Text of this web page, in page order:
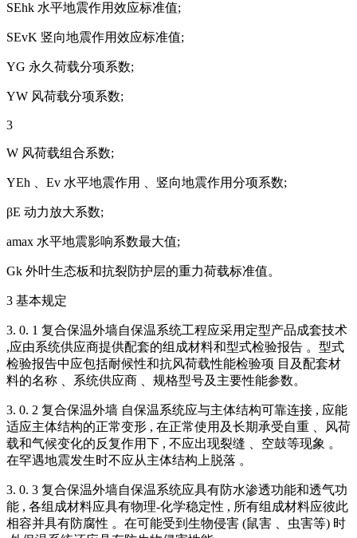
SEhk 水平地震作用效应标准值;
SEvK 竖向地震作用效应标准值;
YG 永久荷载分项系数;
YW 风荷载分项系数;
3
W 风荷载组合系数;
YEh 、Ev 水平地震作用 、竖向地震作用分项系数;
βE 动力放大系数;
amax 水平地震影响系数最大值;
Gk 外叶生态板和抗裂防护层的重力荷载标准值。
3 基本规定
3. 0. 1 复合保温外墙自保温系统工程应采用定型产品成套技术
,应由系统供应商提供配套的组成材料和型式检验报告 。型式
检验报告中应包括耐候性和抗风荷载性能检验项 目及配套材
料的名称 、系统供应商 、规格型号及主要性能参数。
3. 0. 2 复合保温外墙 自保温系统应与主体结构可靠连接 , 应能
适应主体结构的正常变形 , 在正常使用及长期承受自重 、风荷
载和气候变化的反复作用下 , 不应出现裂缝 、空鼓等现象 。
在罕遇地震发生时不应从主体结构上脱落 。
3. 0. 3 复合保温外墙自保温系统应具有防水渗透功能和透气功
能 , 各组成材料应具有物理-化学稳定性 , 所有组成材料应彼此
相容并具有防腐性 。在可能受到生物侵害 (鼠害 、虫害等) 时